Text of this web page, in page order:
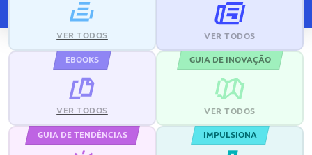
VER TODOS VER TODOS
EBOOKS
VER TODOS
GUIA DE INOVAÇÃO
VER TODOS
GUIA DE TENDÊNCIAS IMPULSIONA